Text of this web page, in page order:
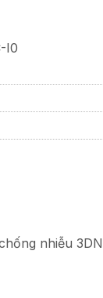
I0
nhiễu